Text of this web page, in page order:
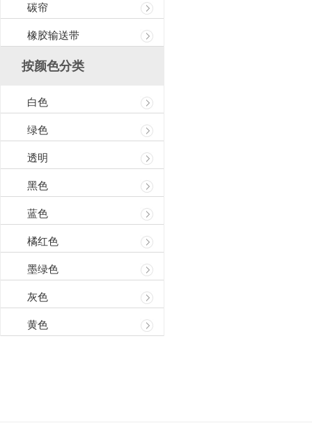
碳帘
橡胶输送带
按颜色分类
白色
绿色
透明
黑色
蓝色
橘红色
墨绿色
灰色
黄色